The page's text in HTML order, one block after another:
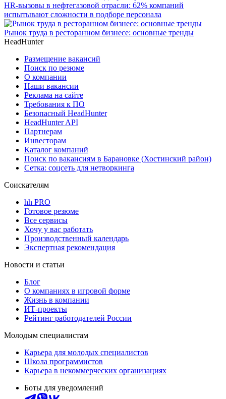
HR-вызовы в нефтегазовой отрасли: 62% компаний
испытывают сложности в подборе персонала
Рынок труда в ресторанном бизнесе: основные тренды
HeadHunter
Размещение вакансий
Поиск по резюме
О компании
Наши вакансии
Реклама на сайте
Требования к ПО
Безопасный HeadHunter
HeadHunter API
Партнерам
Инвесторам
Каталог компаний
Поиск по вакансиям в Барановке (Хостинский район)
Сетка: соцсеть для нетворкинга
Соискателям
hh PRO
Готовое резюме
Все сервисы
Хочу у вас работать
Производственный календарь
Экспертная рекомендация
Новости и статьи
Блог
О компаниях в игровой форме
Жизнь в компании
ИТ-проекты
Рейтинг работодателей России
Молодым специалистам
Карьера для молодых специалистов
Школа программистов
Карьера в некоммерческих организациях
Боты для уведомлений